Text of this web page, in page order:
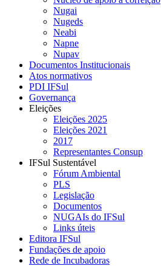
Nugai
Nugeds
Neabi
Napne
Nupav
Documentos Institucionais
Atos normativos
PDI IFSul
Governança
Eleições
Eleições 2025
Eleições 2021
2017
Representantes Consup
IFSul Sustentável
Fórum Ambiental
PLS
Legislação
Documentos
NUGAIs do IFSul
Links úteis
Editora IFSul
Fundações de apoio
Rede de Incubadoras